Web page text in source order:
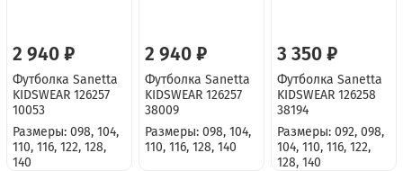
2 940 ₽
Футболка Sanetta
KIDSWEAR 126257
10053
Размеры: 098, 104,
110, 116, 122, 128,
140
2 940 ₽
Футболка Sanetta
KIDSWEAR 126257
38009
Размеры: 098, 104,
110, 116, 128, 140
3 350 ₽
Футболка Sanetta
KIDSWEAR 126258
38194
Размеры: 092, 098,
104, 110, 116, 122,
128, 140